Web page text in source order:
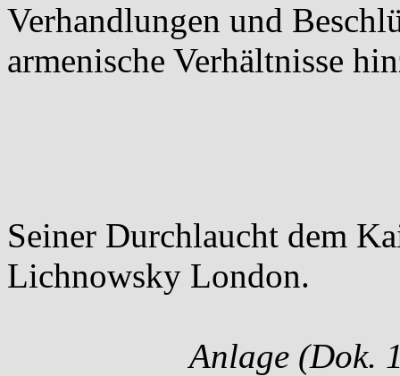
Verhandlungen und
armenische Verhältnisse
Seiner Durchlaucht dem
Lichnowsky London.
Anlage (Dok.